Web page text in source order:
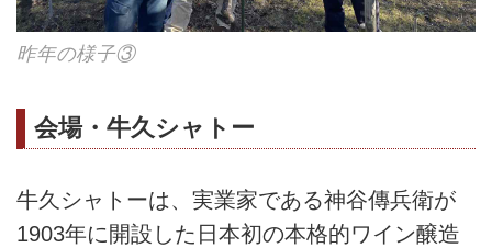
昨年の様子③
会場・牛久シャトー
牛久シャトーは、実業家である神谷傳兵衛が
1903年に開設した日本初の本格的ワイン醸造